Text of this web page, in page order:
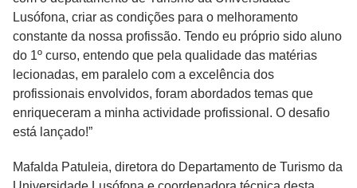
Lusófona, criar as condições para o melhoramento
constante da nossa profissão. Tendo eu próprio sido aluno
do 1º curso, entendo que pela qualidade das matérias
lecionadas, em paralelo com a excelência dos
profissionais envolvidos, foram abordados temas que
enriqueceram a minha actividade profissional. O desafio
está lançado!”
Mafalda Patuleia, diretora do Departamento de Turismo da